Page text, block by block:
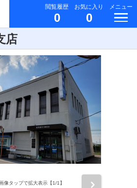
閲覧履歴
0
お気に入り
0
メニュー
店
像タップで拡大表示【1/1】